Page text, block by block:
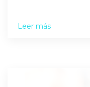
Leer más